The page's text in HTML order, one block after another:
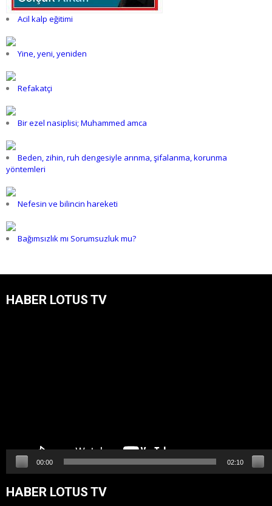
Acil kalp eğitimi
Yine, yeni, yeniden
Refakatçi
Bir ezel nasiplisi; Muhammed amca
Beden, zihin, ruh dengesiyle arınma, şifalanma, korunma
yöntemleri
Nefesin ve bilincin hareketi
Bağımsızlık mı Sorumsuzluk mu?
HABER LOTUS TV
00:00 02:10
HABER LOTUS TV